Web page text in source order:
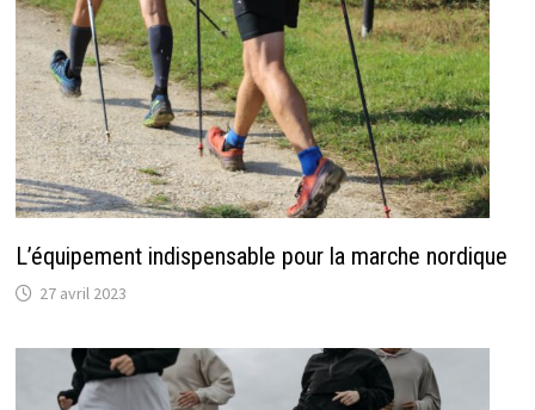
L’équipement indispensable pour la marche nordique
27 avril 2023